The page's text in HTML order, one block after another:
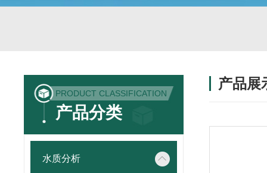
PRODUCT CLASSIFICATION
产品分类
水质分析
产品展